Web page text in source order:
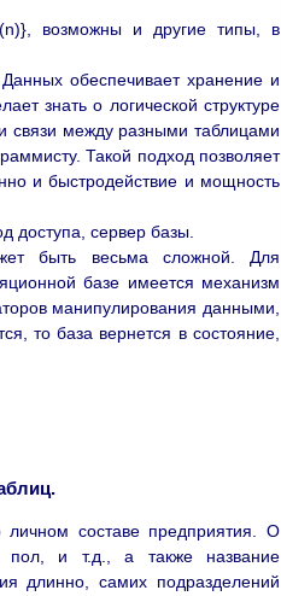
возможны и другие типы, в
обеспечивает хранение и
знать о логической структуре
связи между разными таблицами
Такой подход позволяет
и быстродействие и мощность
доступа, сервер базы.
быть весьма сложной. Для
базе имеется механизм
манипулирования данными,
то база вернется в состояние,
составе предприятия. О
пол, и т.д., а также название
длинно, самих подразделений